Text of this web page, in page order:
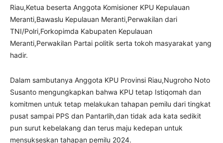
Riau,Ketua beserta Anggota Komisioner KPU Kepulauan
Meranti,Bawaslu Kepulauan Meranti,Perwakilan dari
TNI/Polri,Forkopimda Kabupaten Kepulauan
Meranti,Perwakilan Partai politik serta tokoh masyarakat yang
hadir.
Dalam sambutanya Anggota KPU Provinsi Riau,Nugroho Noto
Susanto mengungkapkan bahwa KPU tetap Istiqomah dan
komitmen untuk tetap melakukan tahapan pemilu dari tingkat
pusat sampai PPS dan Pantarlih,dan tidak ada kata sedikit
pun surut kebelakang dan terus maju kedepan untuk
mensukseskan tahapan pemilu 2024.